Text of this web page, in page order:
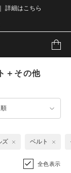
詳細はこちら
＋その他
ズ ベルト
全色表示